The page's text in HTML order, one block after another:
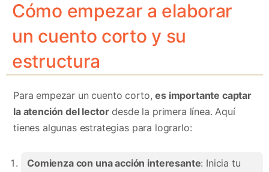
Cómo empezar a elaborar
un cuento corto y su
estructura
Para empezar un cuento corto,es importante captar
la atención del lectordesde la primera línea. Aquí
tienes algunas estrategias para lograrlo:
Comienza con una acción interesante: Inicia tu